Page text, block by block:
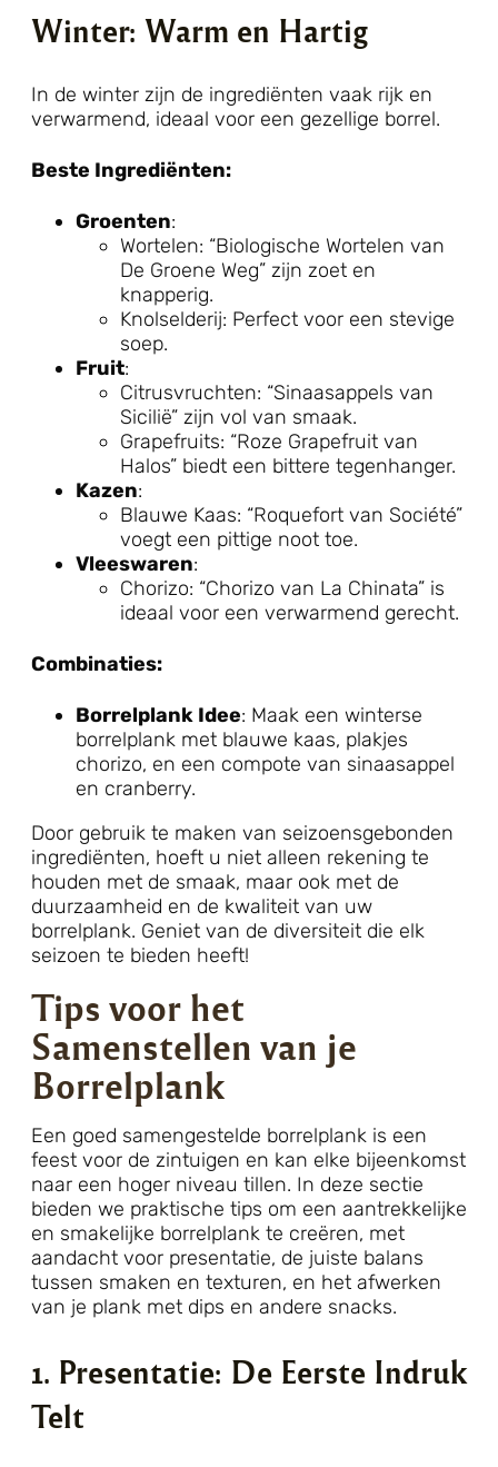
Winter: Warm en Hartig
In de winter zijn de ingrediënten vaak rijk en
verwarmend, ideaal voor een gezellige borrel.
Beste Ingrediënten:
Groenten:
Wortelen: “Biologische Wortelen van
De Groene Weg” zijn zoet en
knapperig.
Knolselderij: Perfect voor een stevige
soep.
Fruit:
Citrusvruchten: “Sinaasappels van
Sicilië” zijn vol van smaak.
Grapefruits: “Roze Grapefruit van
Halos” biedt een bittere tegenhanger.
Kazen:
Blauwe Kaas: “Roquefort van Société”
voegt een pittige noot toe.
Vleeswaren:
Chorizo: “Chorizo van La Chinata” is
ideaal voor een verwarmend gerecht.
Combinaties:
Borrelplank Idee: Maak een winterse
borrelplank met blauwe kaas, plakjes
chorizo, en een compote van sinaasappel
en cranberry.
Door gebruik te maken van seizoensgebonden
ingrediënten, hoeft u niet alleen rekening te
houden met de smaak, maar ook met de
duurzaamheid en de kwaliteit van uw
borrelplank. Geniet van de diversiteit die elk
seizoen te bieden heeft!
Tips voor het
Samenstellen van je
Borrelplank
Een goed samengestelde borrelplank is een
feest voor de zintuigen en kan elke bijeenkomst
naar een hoger niveau tillen. In deze sectie
bieden we praktische tips om een aantrekkelijke
en smakelijke borrelplank te creëren, met
aandacht voor presentatie, de juiste balans
tussen smaken en texturen, en het afwerken
van je plank met dips en andere snacks.
1. Presentatie: De Eerste Indruk
Telt